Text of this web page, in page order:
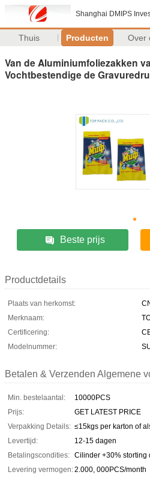
Shanghai DMIPS
Thuis Producten Over
Van de Aluminiumfoliezakken
Vochtbestendige de
Beste prijs
Productdetails
Plaats van herkomst:
Merknaam:
Certificering:
Modelnummer:
Betalen & Verzenden Algemene
Min. bestelaantal:
10000PCS
Prijs:
GET LATEST PRICE
Verpakking Details: ≤15kgs per karton of
Levertijd:
12-15 dagen
Betalingscondities: Cilinder +30% storting
Levering vermogen:2.000, 000PCS/month